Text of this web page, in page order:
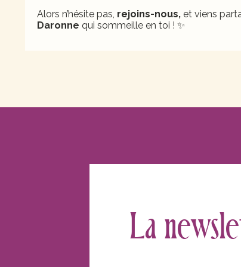
Alors n’hésite pas, rejoins-nous, et viens
Daronne qui sommeille en toi ! ✨
La